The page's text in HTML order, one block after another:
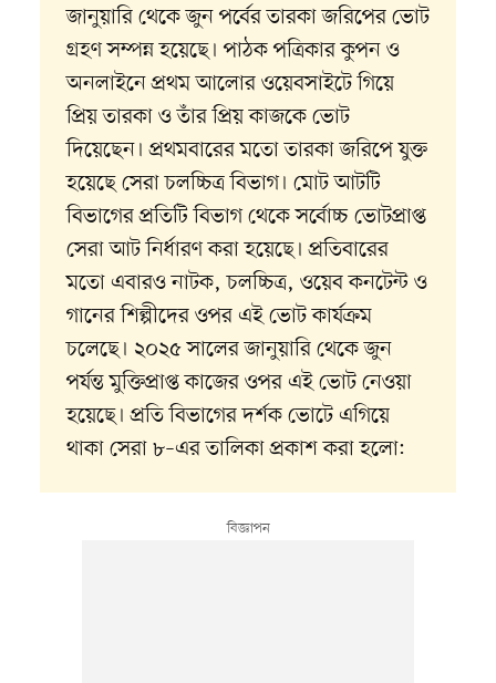
জানুয়ারি থেকে জুন পর্বের তারকা জরিপের ভোট
গ্রহণ সম্পন্ন হয়েছে। পাঠক পত্রিকার কুপন ও
অনলাইনে প্রথম আলোর ওয়েবসাইটে গিয়ে
প্রিয় তারকা ও তাঁর প্রিয় কাজকে ভোট
দিয়েছেন। প্রথমবারের মতো তারকা জরিপে যুক্ত
হয়েছে সেরা চলচ্চিত্র বিভাগ। মোট আটটি
বিভাগের প্রতিটি বিভাগ থেকে সর্বোচ্চ ভোটপ্রাপ্ত
সেরা আট নির্ধারণ করা হয়েছে। প্রতিবারের
মতো এবারও নাটক, চলচ্চিত্র, ওয়েব কনটেন্ট ও
গানের শিল্পীদের ওপর এই ভোট কার্যক্রম
চলেছে। ২০২৫ সালের জানুয়ারি থেকে জুন
পর্যন্ত মুক্তিপ্রাপ্ত কাজের ওপর এই ভোট নেওয়া
হয়েছে। প্রতি বিভাগের দর্শক ভোটে এগিয়ে
থাকা সেরা ৮–এর তালিকা প্রকাশ করা হলো: